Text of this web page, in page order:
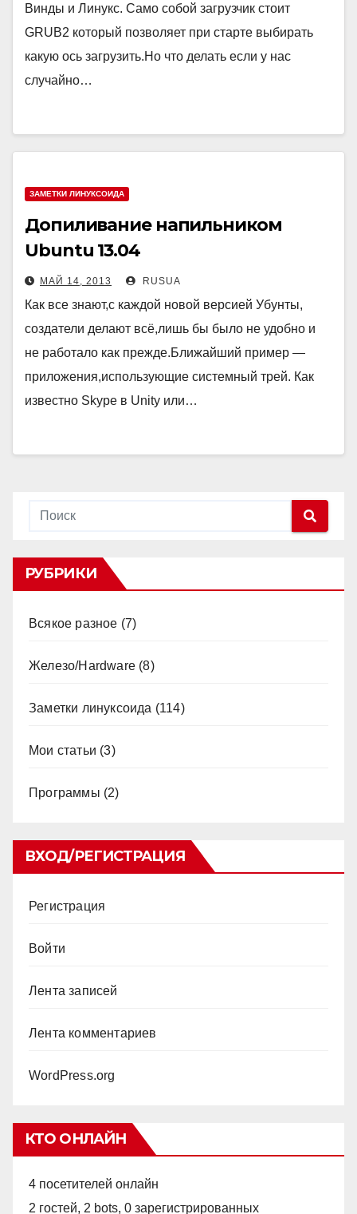
Винды и Линукс. Само собой загрузчик стоит
GRUB2 который позволяет при старте выбирать
какую ось загрузить.Но что делать если у нас
случайно…
ЗАМЕТКИ ЛИНУКСОИДА
Допиливание напильником
Ubuntu 13.04
МАЙ 14, 2013 RUSUA
Как все знают,с каждой новой версией Убунты,
создатели делают всё,лишь бы было не удобно и
не работало как прежде.Ближайший пример —
приложения,использующие системный трей. Как
известно Skype в Unity или…
РУБРИКИ
Всякое разное (7)
Железо/Hardware (8)
Заметки линуксоида (114)
Мои статьи (3)
Программы (2)
ВХОД/РЕГИСТРАЦИЯ
Регистрация
Войти
Лента записей
Лента комментариев
WordPress.org
КТО ОНЛАЙН
4 посетителей онлайн
2 гостей, 2 bots, 0 зарегистрированных